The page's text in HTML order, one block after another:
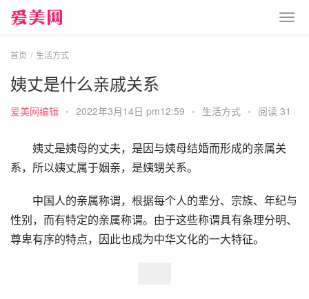
首页 生活方式
姨丈是什么亲戚关系
爱美网编辑 • 2022年3月14日 pm12:59 • 生活方式 • 阅读 31
姨丈是姨母的丈夫，是因与姨母结婚而形成的亲属关
系，所以姨丈属于姻亲，是姨甥关系。
中国人的亲属称谓，根据每个人的辈分、宗族、年纪与
性别，而有特定的亲属称谓。由于这些称谓具有条理分明、
尊卑有序的特点，因此也成为中华文化的一大特征。